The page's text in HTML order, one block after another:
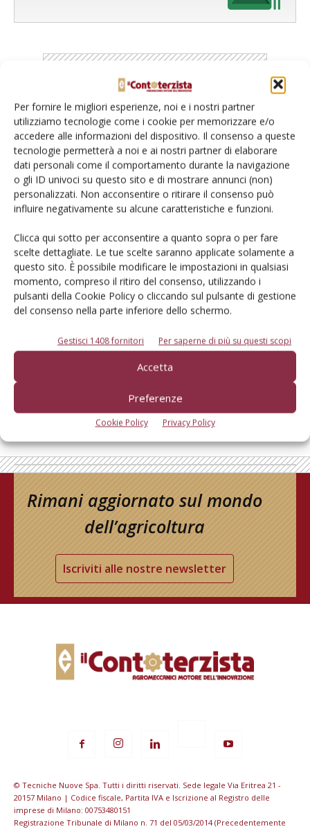
Per fornire le migliori esperienze, noi e i nostri partner
utilizziamo tecnologie come i cookie per memorizzare e/o
accedere alle informazioni del dispositivo. Il consenso a queste
tecnologie permetterà a noi e ai nostri partner di elaborare
dati personali come il comportamento durante la navigazione
o gli ID univoci su questo sito e di mostrare annunci (non)
personalizzati. Non acconsentire o ritirare il consenso può
influire negativamente su alcune caratteristiche e funzioni.
Clicca qui sotto per acconsentire a quanto sopra o per fare
scelte dettagliate. Le tue scelte saranno applicate solamente a
questo sito. È possibile modificare le impostazioni in qualsiasi
momento, compreso il ritiro del consenso, utilizzando i
pulsanti della Cookie Policy o cliccando sul pulsante di gestione
del consenso nella parte inferiore dello schermo.
Gestisci 1408 fornitori Per saperne di più su questi scopi
Accetta
Preferenze
Cookie Policy Privacy Policy
Catalogo Aziende e Prodotti
Un modo semplice per cercare un'azienda o un
prodotto!
Cerca adesso
L'Esperto risponde
I consigli di Terra e Vita agli agricoltori
Cerca adesso
Rimani aggiornato sul mondo
dell’agricoltura
Iscriviti alle nostre newsletter
© Tecniche Nuove Spa. Tutti i diritti riservati. Sede legale Via Eritrea 21 -
20157 Milano | Codice fiscale, Partita IVA e Iscrizione al Registro delle
imprese di Milano: 00753480151
Registrazione Tribunale di Milano n. 71 del 05/03/2014 (Precedentemente